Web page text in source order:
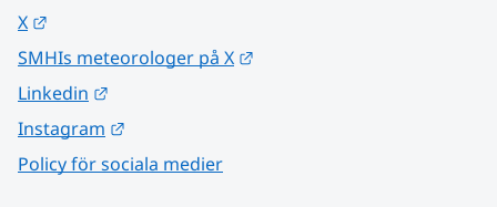
X
SMHIs meteorologer på X
Linkedin
Instagram
Policy för sociala medier